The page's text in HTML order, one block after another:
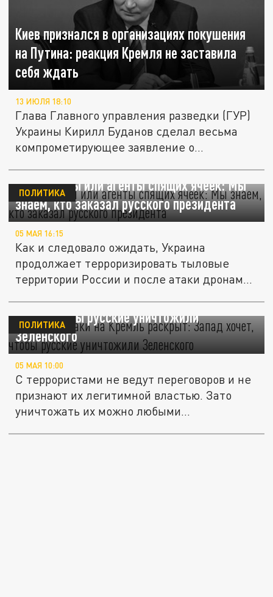
Киев признался в организациях покушения
на Путина: реакция Кремля не заставила
себя ждать
13 ИЮЛЯ 18:10
Глава Главного управления разведки (ГУР)
Украины Кирилл Буданов сделал весьма
компрометирующее заявление о...
Диверсанты или агенты спящих ячеек: Мы
знаем, кто заказал русского президента
ПОЛИТИКА
05 МАЯ 16:15
Как и следовало ожидать, Украина
продолжает терроризировать тыловые
территории России и после атаки дронами
Замысел атаки на Кремль раскрыт: Запад
хочет, чтобы русские уничтожили
Зеленского
ПОЛИТИКА
05 МАЯ 10:00
С террористами не ведут переговоров и не
признают их легитимной властью. Зато
уничтожать их можно любыми...